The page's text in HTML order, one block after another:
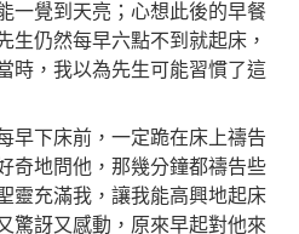
一覺到天亮；心想此後的早餐
生仍然每早六點不到就起床，
時，我以為先生可能習慣了這
下床前，一定跪在床上禱告
奇地問他，那幾分鐘都禱告些
靈充滿我，讓我能高興地起床
驚訝又感動，原來早起對他來